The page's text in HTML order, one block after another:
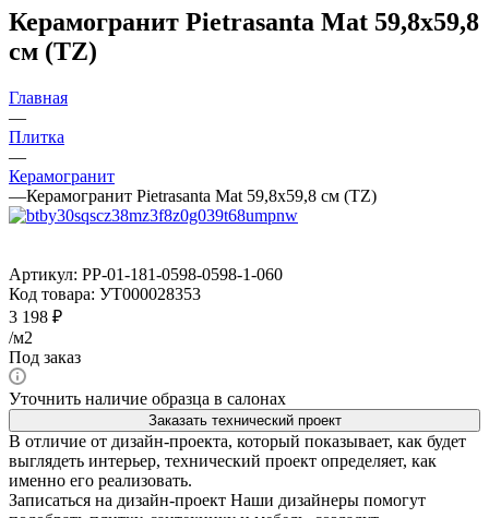
Керамогранит Pietrasanta Mat 59,8x59,8
см (TZ)
Главная
—
Плитка
—
Керамогранит
—Керамогранит Pietrasanta Mat 59,8x59,8 см (TZ)
Артикул: PP-01-181-0598-0598-1-060
Код товара: УТ000028353
3 198 ₽
/м2
Под заказ
Уточнить наличие образца в салонах
Заказать технический проект
В отличие от дизайн-проекта, который показывает, как будет
выглядеть интерьер, технический проект определяет, как
именно его реализовать.
Записаться на дизайн-проект Наши дизайнеры помогут